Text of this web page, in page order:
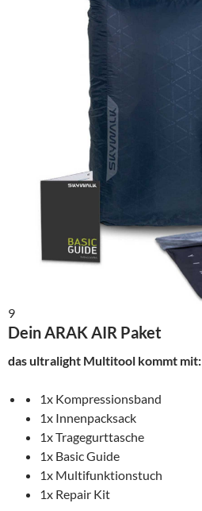
9
Dein ARAK AIR Paket
das ultralight Multitool kommt mit:
1x Kompressionsband
1x Innenpacksack
1x Tragegurttasche
1x Basic Guide
1x Multifunktionstuch
1x Repair Kit